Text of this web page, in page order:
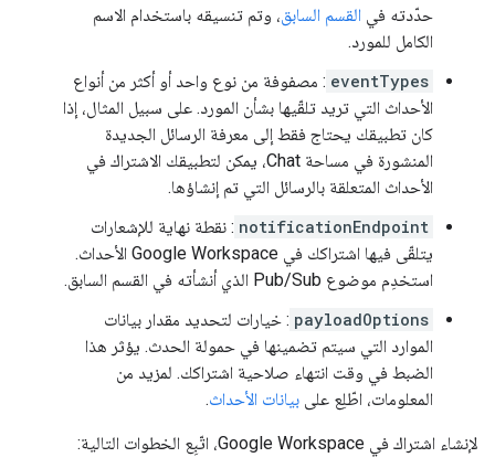
حدّدته في القسم السابق، وتم تنسيقه باستخدام الاسم
الكامل للمورد.
eventTypes : مصفوفة من نوع واحد أو أكثر من أنواع
الأحداث التي تريد تلقّيها بشأن المورد. على سبيل المثال، إذا
كان تطبيقك يحتاج فقط إلى معرفة الرسائل الجديدة
المنشورة في مساحة Chat، يمكن لتطبيقك الاشتراك في
الأحداث المتعلقة بالرسائل التي تم إنشاؤها.
notificationEndpoint : نقطة نهاية للإشعارات
يتلقّى فيها اشتراكك في Google Workspace الأحداث.
استخدِم موضوع Pub/Sub الذي أنشأته في القسم السابق.
payloadOptions : خيارات لتحديد مقدار بيانات
الموارد التي سيتم تضمينها في حمولة الحدث. يؤثر هذا
الضبط في وقت انتهاء صلاحية اشتراكك. لمزيد من
المعلومات، اطّلِع على بيانات الأحداث.
لإنشاء اشتراك في Google Workspace، اتّبِع الخطوات التالية: